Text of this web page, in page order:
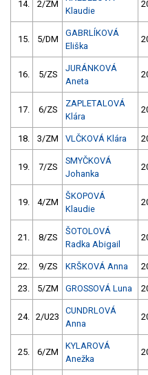
14. 2/ZM
Klaudie
15. 5/DM
GABRLÍKOVÁ
Eliška
16. 5/ZS
JURÁNKOVÁ
Aneta
17. 6/ZS
ZAPLETALOVÁ
Klára
18. 3/ZM VLČKOVÁ Klára
19. 7/ZS
SMYČKOVÁ
Johanka
19. 4/ZM
ŠKOPOVÁ
Klaudie
21. 8/ZS
ŠOTOLOVÁ
Radka Abigail
22. 9/ZS KRŠKOVÁ Anna
23. 5/ZM GROSSOVÁ Luna
24. 2/U23
CUNDRLOVÁ
Anna
25. 6/ZM
KYLAROVÁ
Anežka